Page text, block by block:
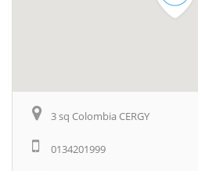
3 sq Colombia CERGY
0134201999